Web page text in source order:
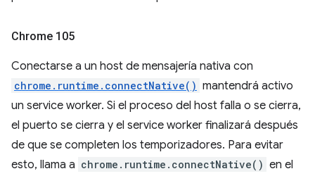
Chrome 105
Conectarse a un host de mensajería nativa con
chrome.runtime.connectNative() mantendrá activo
un service worker. Si el proceso del host falla o se cierra,
el puerto se cierra y el service worker finalizará después
de que se completen los temporizadores. Para evitar
esto, llama a chrome.runtime.connectNative() en el